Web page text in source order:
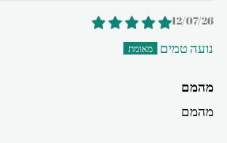
12/07/26
נועה טמים
מהמם
מהמם